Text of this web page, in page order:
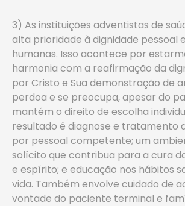
3) As instituições adventistas de
alta prioridade à dignidade pessoal
humanas. Isso acontece por
harmonia com a reafirmação da
por Cristo e Sua demonstração de
perdoa e se preocupa, apesar do
mantém o direito de escolha
resultado é diagnose e tratamento
por pessoal competente; um
solícito que contribua para a cura
e espírito; e educação nos hábitos
vida. Também envolve cuidado de
vontade do paciente terminal e